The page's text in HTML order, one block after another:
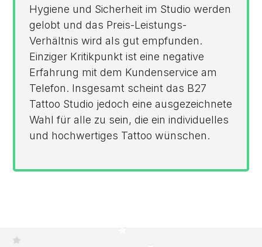
Hygiene und Sicherheit im Studio werden
gelobt und das Preis-Leistungs-
Verhältnis wird als gut empfunden.
Einziger Kritikpunkt ist eine negative
Erfahrung mit dem Kundenservice am
Telefon. Insgesamt scheint das B27
Tattoo Studio jedoch eine ausgezeichnete
Wahl für alle zu sein, die ein individuelles
und hochwertiges Tattoo wünschen.